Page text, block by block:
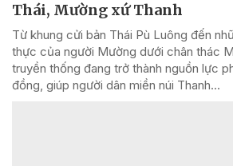
Thái, Mường xứ Thanh
Từ khung cửi bản Thái Pù Luông đến
thực của người Mường dưới chân thác
truyền thống đang trở thành nguồn lực
đồng, giúp người dân miền núi Thanh...